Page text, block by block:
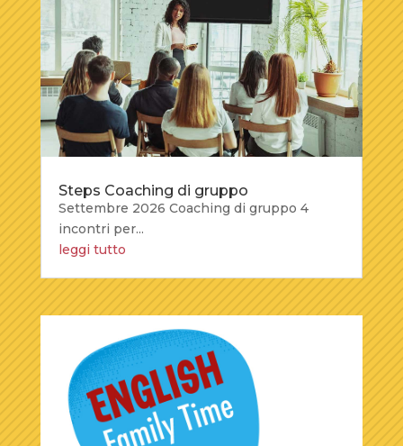
Steps Coaching di gruppo
Settembre 2026 Coaching di gruppo 4
incontri per...
leggi tutto